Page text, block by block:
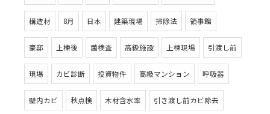
構造材 8月 日本 建築現場 掃除法 領事館
豪邸 上棟後 菌検査 高級施設 上棟現場 引渡し前
現場 カビ診断 投資物件 高級マンション 呼吸器
壁内カビ 秋点検 木材含水率 引き渡し前カビ除去